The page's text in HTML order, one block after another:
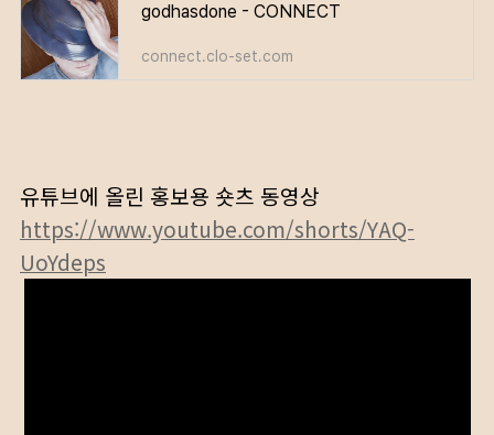
godhasdone - CONNECT
connect.clo-set.com
유튜브에 올린 홍보용 숏츠 동영상
https://www.youtube.com/shorts/YAQ-
UoYdeps